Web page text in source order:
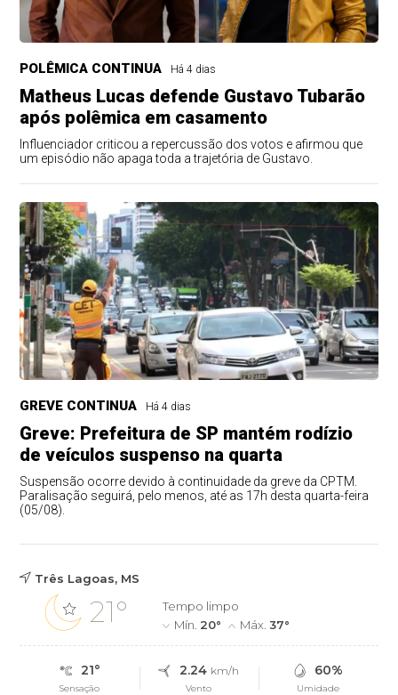
POLÊMICA CONTINUA Há 4 dias
Matheus Lucas defende Gustavo Tubarão
após polêmica em casamento
Influenciador criticou a repercussão dos votos e afirmou que
um episódio não apaga toda a trajetória de Gustavo.
GREVE CONTINUA Há 4 dias
Greve: Prefeitura de SP mantém rodízio
de veículos suspenso na quarta
Suspensão ocorre devido à continuidade da greve da CPTM.
Paralisação seguirá, pelo menos, até as 17h desta quarta-feira
(05/08).
Três Lagoas, MS
21°
Tempo limpo
Mín. 20° Máx.37°
21°
Sensação
2.24 km/h
Vento
60%
Umidade